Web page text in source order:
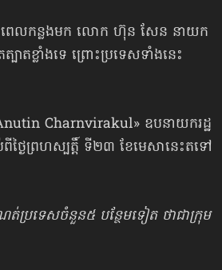
ងពេលកន្លងមក លោក ហ៊ុន សែន នាយក
បាតខ្លាំងទេ ព្រោះប្រទេសទាំងនេះ
Charnvirakul» ឧបនាយករដ្ឋ
ថ្ងៃព្រហស្បត្តិ៍ ទី២៣ ខែមេសានេះតទៅ
រទេសចំនួន៥ បន្ថែមទៀត ថាជាក្រុម